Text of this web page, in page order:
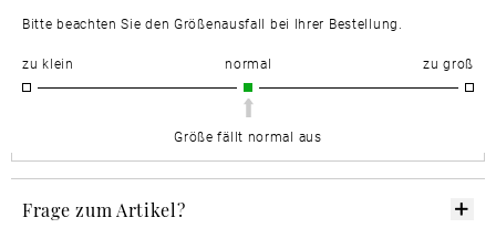
Bitte beachten Sie den Größenausfall bei Ihrer Bestellung.
zu klein normal zu groß
Größe fällt normal aus
Frage zum Artikel?